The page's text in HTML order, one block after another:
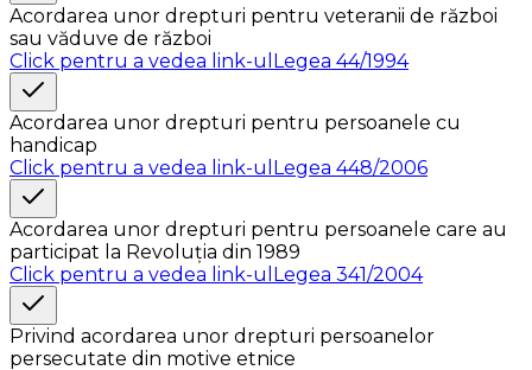
Acordarea unor drepturi pentru veteranii de război
sau văduve de război
Click pentru a vedea link-ul Legea 44/1994
Acordarea unor drepturi pentru persoanele cu
handicap
Click pentru a vedea link-ul Legea 448/2006
Acordarea unor drepturi pentru persoanele care au
participat la Revoluția din 1989
Click pentru a vedea link-ul Legea 341/2004
Privind acordarea unor drepturi persoanelor
persecutate din motive etnice